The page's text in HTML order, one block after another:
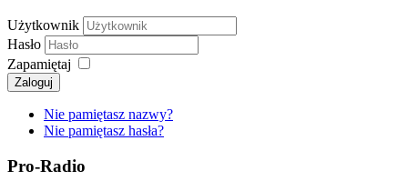
Użytkownik
Hasło
Zapamiętaj
Zaloguj
Nie pamiętasz nazwy?
Nie pamiętasz hasła?
Pro-Radio